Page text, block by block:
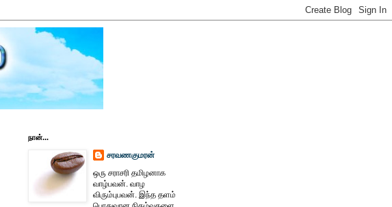
நான்...
சரவணகுமரன்
ஒரு சராசரி தமிழனாக
வாழ்பவன். வாழ
விரும்புபவன். இந்த தளம்